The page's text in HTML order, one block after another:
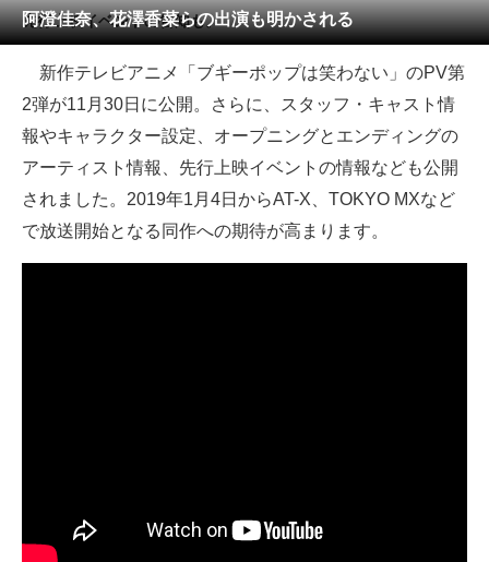
メディア
注目記事を集めた総合ページ
ITの今と未来を見通す
スマホと通信の最新トレンド
進化するPCとデバイスの未来
好きが集まる 比べて選べる
ITエンジニア向け専門サイト
阿澄佳奈、花澤香菜らの出演も明かされる
先行上映イベントの告知も。
新作テレビアニメ「ブギーポップは笑わない」のPV第
2弾が11月30日に公開。さらに、スタッフ・キャスト情
報やキャラクター設定、オープニングとエンディングの
アーティスト情報、先行上映イベントの情報なども公開
されました。2019年1月4日からAT-X、TOKYO MXなど
で放送開始となる同作への期待が高まります。